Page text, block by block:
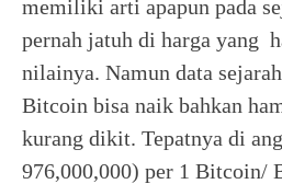
memiliki arti apapun pada
pernah jatuh di harga yang
nilainya. Namun data
Bitcoin bisa naik bahkan
kurang dikit. Tepatnya di
976,000,000) per 1 Bitcoin/